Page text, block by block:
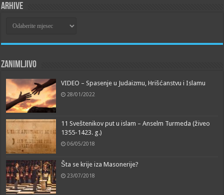
Arhive
Zanimljivo
VIDEO – Spasenje u Judaizmu, Hrišćanstvu i Islamu
28/01/2022
11 Sveštenikov put u islam – Anselm Turmeda (živeo
1355-1423. g.)
06/05/2018
Šta se krije iza Masonerije?
23/07/2018